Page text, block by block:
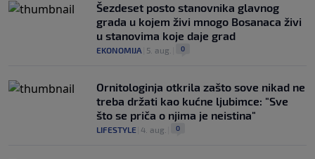
Šezdeset posto stanovnika glavnog
grada u kojem živi mnogo Bosanaca živi
u stanovima koje daje grad
EKONOMIJA 5. aug. 0
Ornitologinja otkrila zašto sove nikad ne
treba držati kao kućne ljubimce: "Sve
što se priča o njima je neistina"
LIFESTYLE 4. aug. 0